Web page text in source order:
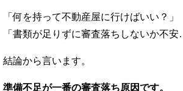
o
o
k
「何を持って不動産屋に行けばいい？」
「書類が足りずに審査落ちしないか不安
結論から言います。
準備不足が一番の審査落ち原因です。